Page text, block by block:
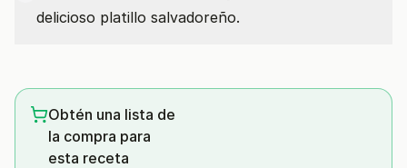
delicioso platillo salvadoreño.
Obtén una lista de
la compra para
esta receta